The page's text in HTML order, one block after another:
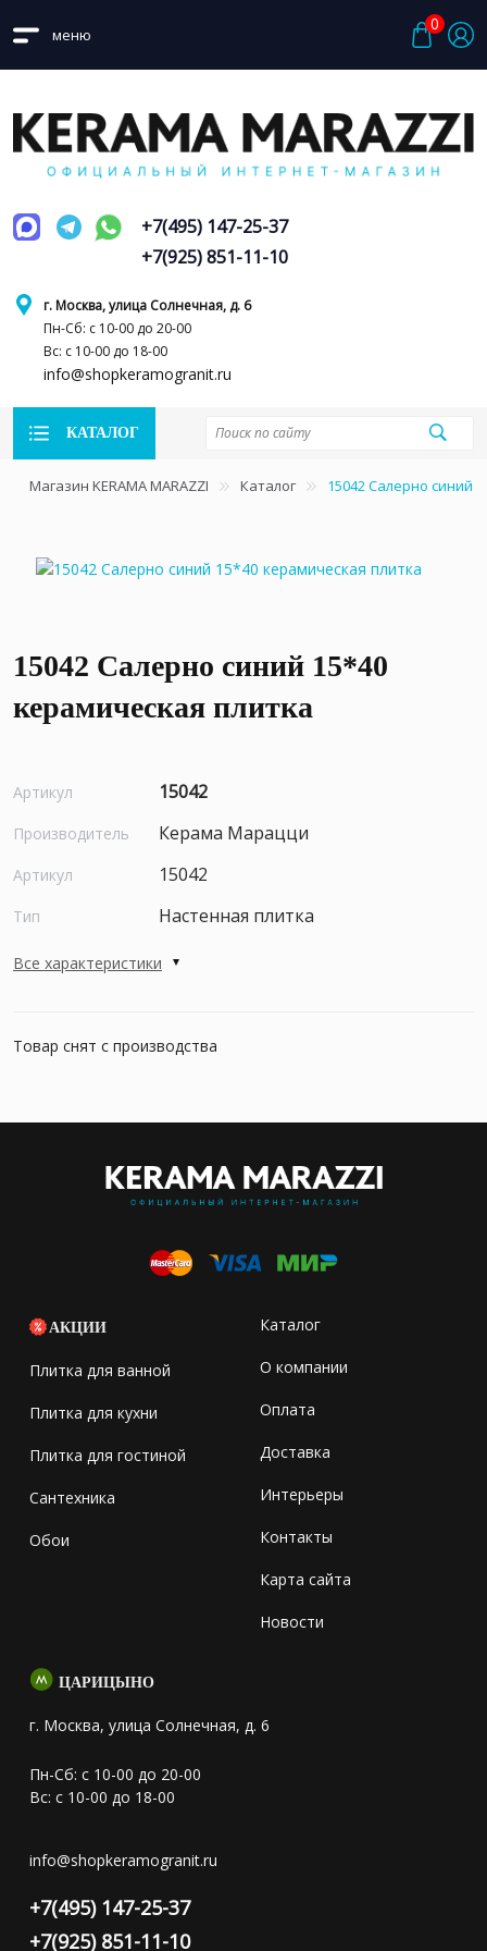
меню
0
г. Москва, улица Солнечная, д. 6
Пн-Сб: с 10-00 до 20-00
Вс: с 10-00 до 18-00
info@shopkeramogranit.ru
+7(495) 147-25-37
+7(925) 851-11-10
КАТАЛОГ
Магазин KERAMA MARAZZI Каталог 15042 Салерно синий
15042 Салерно синий 15*40
керамическая плитка
Артикул 15042
Производитель Керама Марацци
Артикул 15042
Тип Настенная плитка
Все характеристики
Товар снят с производства
АКЦИИ
Плитка для ванной
Плитка для кухни
Плитка для гостиной
Сантехника
Обои
Каталог
О компании
Оплата
Доставка
Интерьеры
Контакты
Карта сайта
Новости
ЦАРИЦЫНО
г. Москва, улица Солнечная, д. 6
Пн-Сб: с 10-00 до 20-00
Вс: с 10-00 до 18-00
info@shopkeramogranit.ru
+7(495) 147-25-37
+7(925) 851-11-10